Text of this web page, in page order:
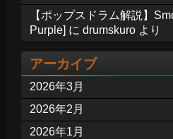
【ポップスドラム解説】
Purple] に drumskuro より
アーカイブ
2026年3月
2026年2月
2026年1月